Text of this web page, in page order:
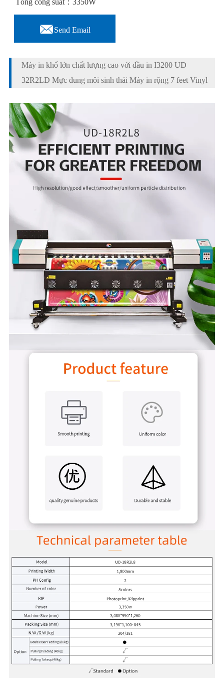
Tổng công suất：3350W
Send Email
Máy in khổ lớn chất lượng cao với đầu in I3200 UD
32R2LD Mực dung môi sinh thái Máy in rộng 7 feet Vinyl